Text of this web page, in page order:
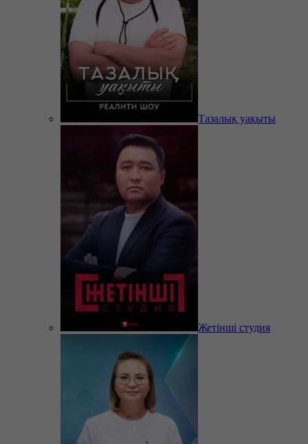
Тазалық уақыты
Жетінші студия